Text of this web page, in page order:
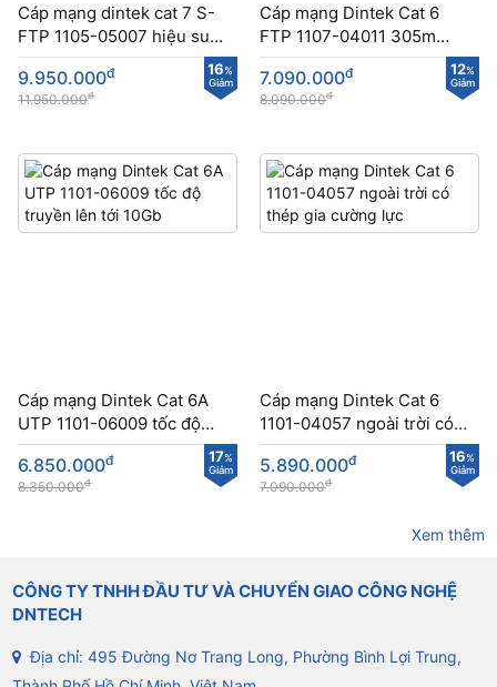
Cáp mạng dintek cat 7 S-
FTP 1105-05007 hiệu suất
cao chuẩn DCA
16%
Giảm
9.950.000đ
11.950.000đ
Cáp mạng Dintek Cat 6
FTP 1107-04011 305m
bọc nhôm chống nhiễu 12%
Giảm
7.090.000đ
8.090.000đ
Cáp mạng Dintek Cat 6A
UTP 1101-06009 tốc độ
truyền lên tới 10Gb
17%
Giảm
6.850.000đ
8.350.000đ
Cáp mạng Dintek Cat 6
1101-04057 ngoài trời có
thép gia cường lực
16%
Giảm
5.890.000đ
7.090.000đ
Xem thêm
CÔNG TY TNHH ĐẦU TƯ VÀ CHUYỂN GIAO CÔNG NGHỆ
DNTECH
Địa chỉ: 495 Đường Nơ Trang Long, Phường Bình Lợi Trung,